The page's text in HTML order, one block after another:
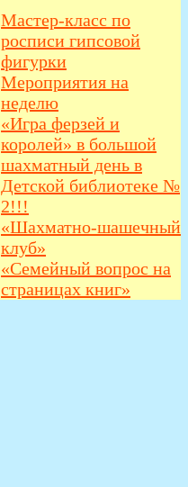
Мастер-класс по
росписи гипсовой
фигурки
Мероприятия на
неделю
«Игра ферзей и
королей» в большой
шахматный день в
Детской библиотеке №
2!!!
«Шахматно-шашечный
клуб»
«Семейный вопрос на
страницах книг»